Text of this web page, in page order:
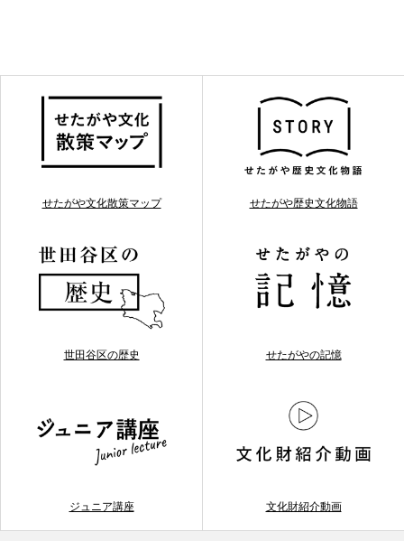
せたがや文化散策マップ せたがや歴史文化物語
世田谷区の歴史 せたがやの記憶
ジュニア講座 文化財紹介動画